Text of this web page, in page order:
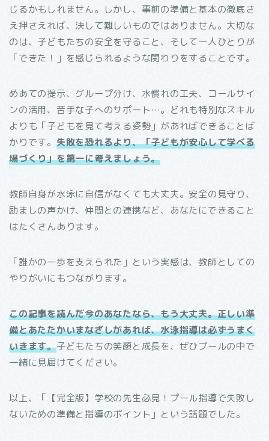
じるかもしれません。しかし、事前の準備と基本の徹底さ
え押さえれば、決して難しいものではありません。大切な
のは、子どもたちの安全を守ること、そして一人ひとりが
「できた！」を感じられるような関わりをすることです。
めあての提示、グループ分け、水慣れの工夫、コールサイ
ンの活用、苦手な子へのサポート…。どれも特別なスキル
よりも「子どもを見て考える姿勢」があればできることば
かりです。 失敗を恐れるより、「子どもが安心して学べる
場づくり」を第一に考えましょう。
教師自身が水泳に自信がなくても大丈夫。安全の見守り、
励ましの声かけ、仲間との連携など、あなたにできること
はたくさんあります。
「誰かの一歩を支えられた」という実感は、教師としての
やりがいにもつながります。
この記事を読んだ今のあなたなら、もう大丈夫。正しい準
備とあたたかいまなざしがあれば、水泳指導は必ずうまく
いきます。子どもたちの笑顔と成長を、ぜひプールの中で
一緒に見届けてください。
以上、「【完全版】学校の先生必見！プール指導で失敗し
ないための準備と指導のポイント」という話題でした。